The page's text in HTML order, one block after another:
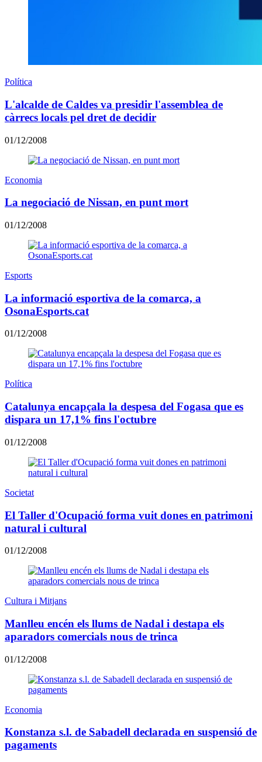
Política
L'alcalde de Caldes va presidir l'assemblea de
càrrecs locals pel dret de decidir
01/12/2008
Economia
La negociació de Nissan, en punt mort
01/12/2008
Esports
La informació esportiva de la comarca, a
OsonaEsports.cat
01/12/2008
Política
Catalunya encapçala la despesa del Fogasa que es
dispara un 17,1% fins l'octubre
01/12/2008
Societat
El Taller d'Ocupació forma vuit dones en patrimoni
natural i cultural
01/12/2008
Cultura i Mitjans
Manlleu encén els llums de Nadal i destapa els
aparadors comercials nous de trinca
01/12/2008
Economia
Konstanza s.l. de Sabadell declarada en suspensió de
pagaments